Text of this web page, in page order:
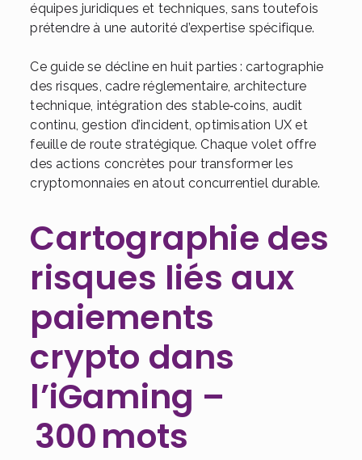
équipes juridiques et techniques, sans toutefois
prétendre à une autorité d’expertise spécifique.
Ce guide se décline en huit parties : cartographie
des risques, cadre réglementaire, architecture
technique, intégration des stable‑coins, audit
continu, gestion d’incident, optimisation UX et
feuille de route stratégique. Chaque volet offre
des actions concrètes pour transformer les
cryptomonnaies en atout concurrentiel durable.
Cartographie des
risques liés aux
paiements
crypto dans
l’iGaming –
300 mots